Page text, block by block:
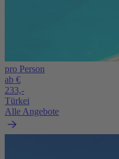
pro Person
ab €
233,-
Türkei
Alle Angebote